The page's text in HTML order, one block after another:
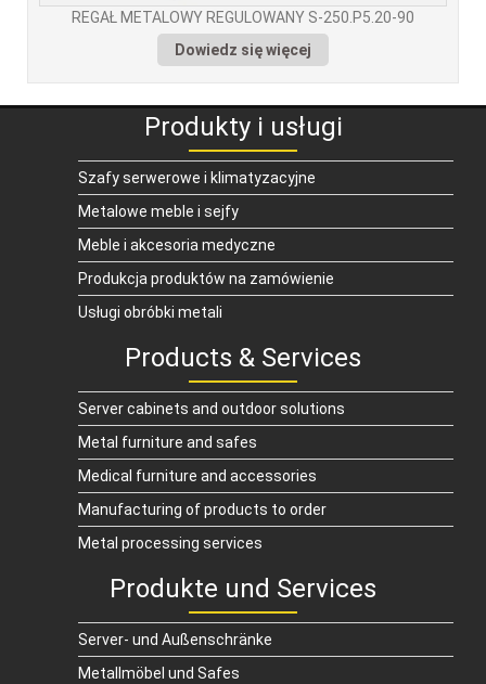
REGAŁ METALOWY REGULOWANY S-250.P5.20-90
Dowiedz się więcej
Produkty i usługi
Szafy serwerowe i klimatyzacyjne
Metalowe meble i sejfy
Meble i akcesoria medyczne
Produkcja produktów na zamówienie
Usługi obróbki metali
Products & Services
Server cabinets and outdoor solutions
Metal furniture and safes
Medical furniture and accessories
Manufacturing of products to order
Metal processing services
Produkte und Services
Server- und Außenschränke
Metallmöbel und Safes